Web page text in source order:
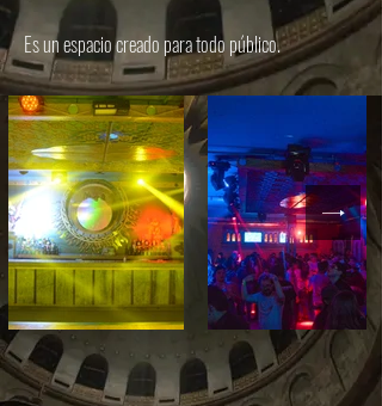
Es un espacio creado para todo público.